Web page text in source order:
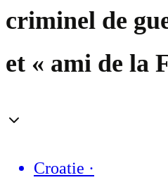
criminel de
et « ami de la
Croatie ·